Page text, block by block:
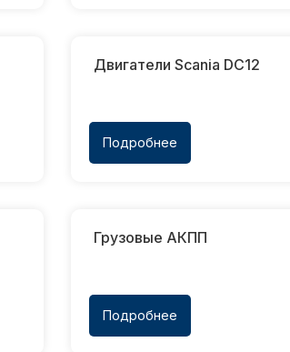
Двигатели Scania DC12
Подробнее
Грузовые АКПП
Подробнее